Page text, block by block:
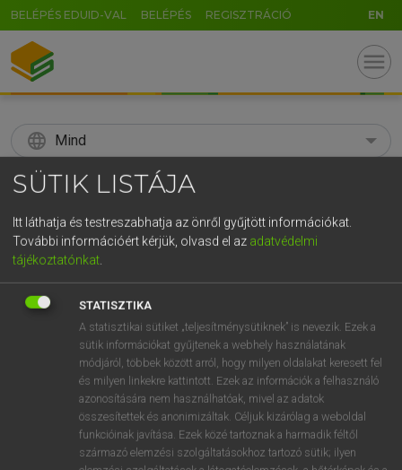
BELÉPÉS EDUID-VAL BELÉPÉS REGISZTRÁCIÓ EN
menu
language Mind
search
KERESÉS
Díjmentes angol szótár
fn
horror
repulsion
keresése szótárainkban
SÜTIK LISTÁJA
Itt láthatja és testreszabhatja az önről gyűjtött információkat.
További információért kérjük, olvasd el az adatvédelmi
tájékoztatónkat
STATISZTIKA
A statisztikai sütiket „teljesítménysütiknek” is nevezik. Ezek a
sütik információkat gyűjtenek a webhely használatának
módjáról, többek között arról, hogy milyen oldalakat keresett fel
és milyen linkekre kattintott. Ezek az információk a felhasználó
azonosítására nem használhatóak, mivel az adatok
összesítettek és anonimizáltak. Céljuk kizárólag a weboldal
funkcióinak javítása. Ezek közé tartoznak a harmadik féltől
származó elemzési szolgáltatásokhoz tartozó sütik; ilyen
GR
5 6 7 8 9 ö ü ó
r t z u i o p ő ú
k l ű
n m , . - AltGr